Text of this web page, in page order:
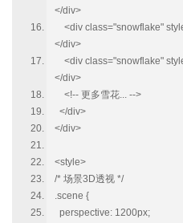
</div>
<div class="snowflake"
</div>
<div class="snowflake"
</div>
<!-- 更多雪花... -->
</div>
</div>
<style>
/* 场景3D透视 */
.scene {
perspective: 1200px;